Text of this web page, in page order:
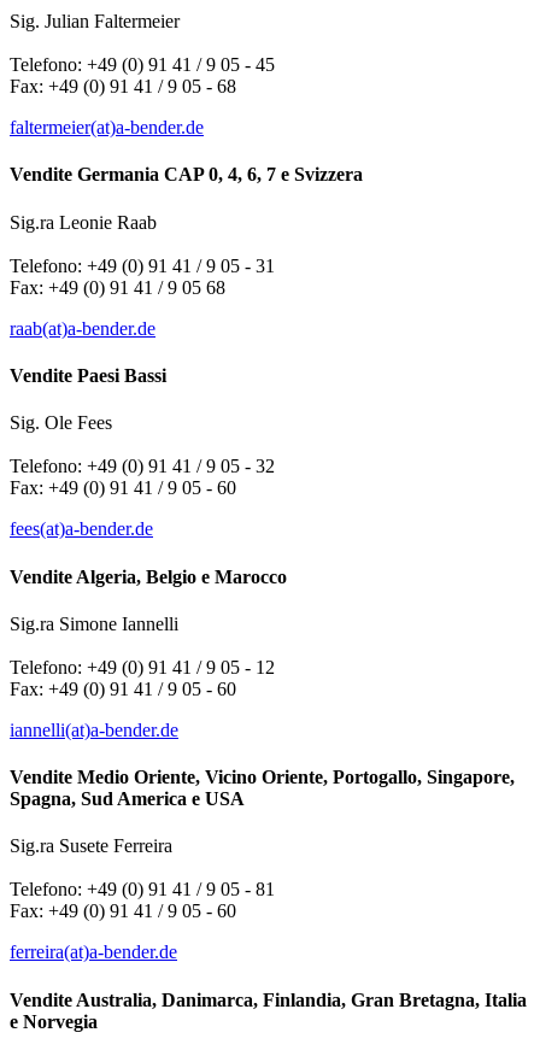
Sig. Julian Faltermeier
Telefono: +49 (0) 91 41 / 9 05 - 45
Fax: +49 (0) 91 41 / 9 05 - 68
faltermeier(at)a-bender.de
Vendite Germania CAP 0, 4, 6, 7 e Svizzera
Sig.ra Leonie Raab
Telefono: +49 (0) 91 41 / 9 05 - 31
Fax: +49 (0) 91 41 / 9 05 68
raab(at)a-bender.de
Vendite Paesi Bassi
Sig. Ole Fees
Telefono: +49 (0) 91 41 / 9 05 - 32
Fax: +49 (0) 91 41 / 9 05 - 60
fees(at)a-bender.de
Vendite Algeria, Belgio e Marocco
Sig.ra Simone Iannelli
Telefono: +49 (0) 91 41 / 9 05 - 12
Fax: +49 (0) 91 41 / 9 05 - 60
iannelli(at)a-bender.de
Vendite Medio Oriente, Vicino Oriente, Portogallo, Singapore,
Spagna, Sud America e USA
Sig.ra Susete Ferreira
Telefono: +49 (0) 91 41 / 9 05 - 81
Fax: +49 (0) 91 41 / 9 05 - 60
ferreira(at)a-bender.de
Vendite Australia, Danimarca, Finlandia, Gran Bretagna, Italia
e Norvegia